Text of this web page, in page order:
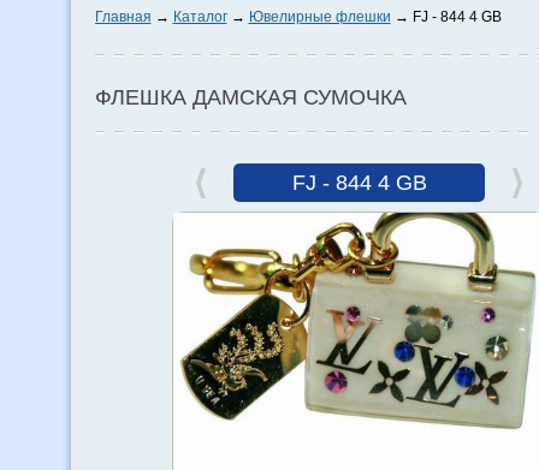
Главная Каталог Ювелирные флешки FJ - 844 4 GB
ФЛЕШКА ДАМСКАЯ СУМОЧКА
FJ - 844 4 GB